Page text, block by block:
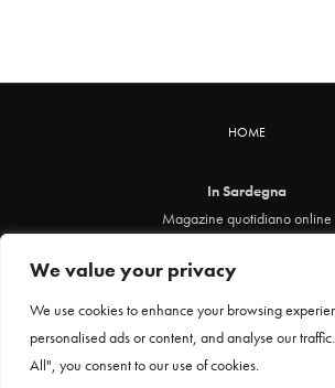
We value your privacy
We use cookies to enhance your browsing
personalised ads or content, and analyse our
All", you consent to our use of cookies.
HOME
In Sardegna
Magazine quotidiano online
Direttore responsabile ed editore:
Piazza Santa Chiara, 49 - 00186 -
P.IVA 12912621005
Testata online registrata al Tribunale di Roma al n.